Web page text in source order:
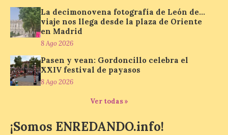
La Feria del Motor ha abierto este viernes
sus puertas en el Colegio Nuestra Señora
del Carmen, dando […]
Astorga presenta el cartel
oficial del eclipse total de
La decimonovena fotografía de León de…
viaje nos llega desde la plaza de Oriente
en Madrid
8 Ago 2026
Pasen y vean: Gordoncillo celebra el
XXIV festival de payasos
8 Ago 2026
Ver todas »
¡Somos ENREDANDO.info!